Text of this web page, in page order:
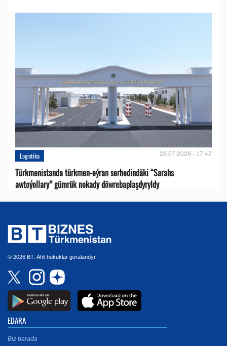
Logistika 28.07.2026 - 17:47
Türkmenistanda türkmen-eýran serhedindäki “Sarahs
awtoýollary” gümrük nokady döwrebaplaşdyryldy
© 2026 BT. Ähli hukuklar goralandyr.
EDARA
Biz barada